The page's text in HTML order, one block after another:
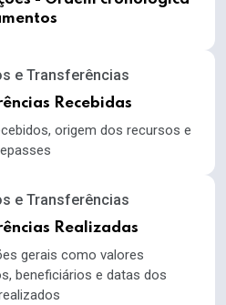
e Transferências
Recebidas
origem dos recursos e
e Transferências
Realizadas
gerais como valores
beneficiários e datas dos